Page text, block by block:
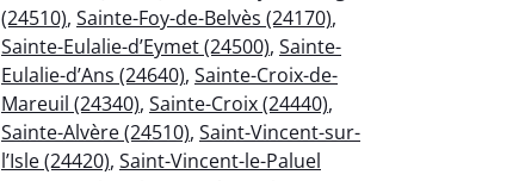
(24510), Sainte-Foy-de-Belvès (24170),
Sainte-Eulalie-d’Eymet (24500), Sainte-
Eulalie-d’Ans (24640), Sainte-Croix-de-
Mareuil (24340), Sainte-Croix (24440),
Sainte-Alvère (24510), Saint-Vincent-sur-
l’Isle (24420), Saint-Vincent-le-Paluel